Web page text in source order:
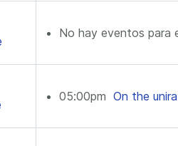
No hay eventos para
05:00pm On the